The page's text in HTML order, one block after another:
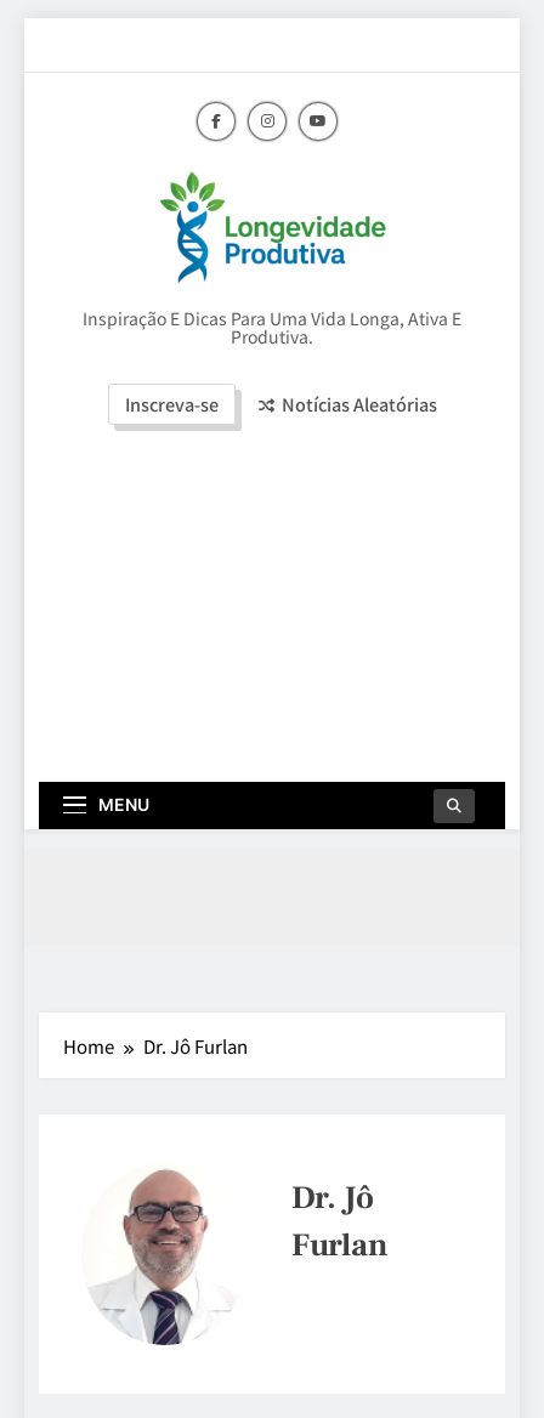
Longevidade
Produtiva
Inspiração E Dicas Para Uma Vida Longa, Ativa E
Produtiva.
Inscreva-se Notícias Aleatórias
MENU
Home Dr. Jô Furlan
Dr. Jô
Furlan